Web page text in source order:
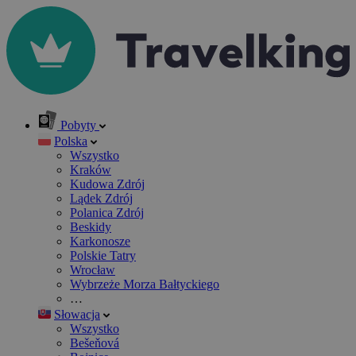
Pobyty
Polska
Wszystko
Kraków
Kudowa Zdrój
Lądek Zdrój
Polanica Zdrój
Beskidy
Karkonosze
Polskie Tatry
Wrocław
Wybrzeże Morza Bałtyckiego
…
Słowacja
Wszystko
Bešeňová